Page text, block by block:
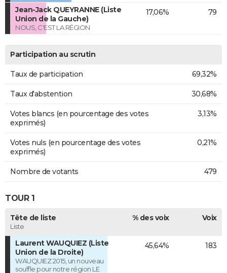
Jean-Jack QUEYRANNE (Liste
Union de la Gauche)
NOUS, C'EST LA RÉGION
17,06% 79
Participation au scrutin
Taux de participation 69,32%
Taux d'abstention 30,68%
Votes blancs (en pourcentage des votes
exprimés)
3,13%
Votes nuls (en pourcentage des votes
exprimés)
0,21%
Nombre de votants 479
TOUR 1
Tête de liste
Liste
% des voix Voix
Laurent WAUQUIEZ (Liste
Union de la Droite)
WAUQUIEZ 2015, un nouveau
souffle pour notre région LE
45,64% 183